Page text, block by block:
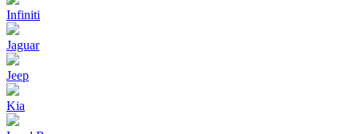
Infiniti
Jaguar
Jeep
Kia